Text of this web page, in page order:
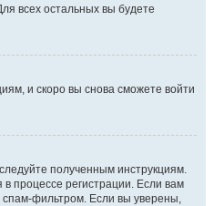
всех остальных вы будете
и скоро вы снова сможете войти
полученным инструкциям.
процессе регистрации. Если вам
фильтром. Если вы уверены,